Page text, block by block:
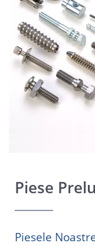
Piese
Piesele